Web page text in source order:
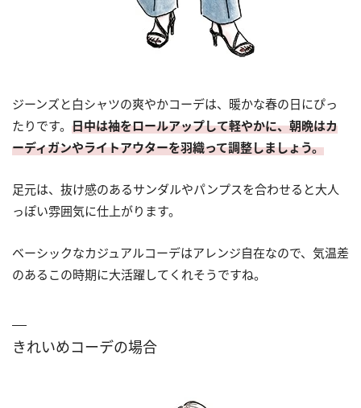
ジーンズと白シャツの爽やかコーデは、暖かな春の日にぴっ
たりです。 日中は袖をロールアップして軽やかに、朝晩はカ
ーディガンやライトアウターを羽織って調整しましょう。
足元は、抜け感のあるサンダルやパンプスを合わせると大人
っぽい雰囲気に仕上がります。
ベーシックなカジュアルコーデはアレンジ自在なので、気温差
のあるこの時期に大活躍してくれそうですね。
きれいめコーデの場合